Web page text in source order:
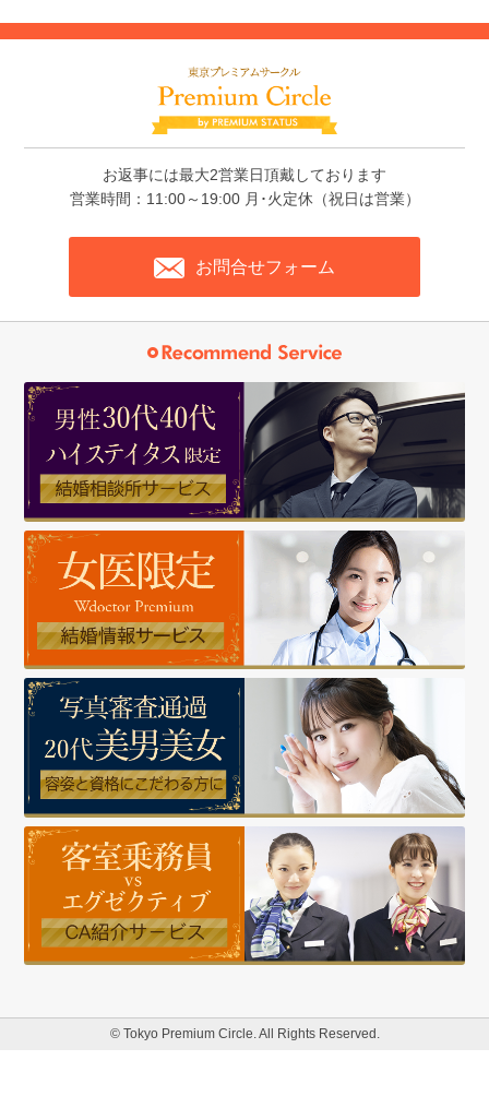
お返事には最大2営業日頂戴しております
営業時間：11:00～19:00 月･火定休（祝日は営業）
お問合せフォーム
© Tokyo Premium Circle. All Rights Reserved.